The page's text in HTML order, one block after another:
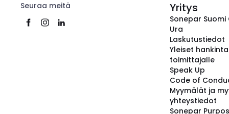
Seuraa meitä Yritys
Sonepar Suomi
Ura
Laskutustiedot
Yleiset
toimittajalle
Speak Up
Code of
Myymälät ja
yhteystiedot
Sonepar